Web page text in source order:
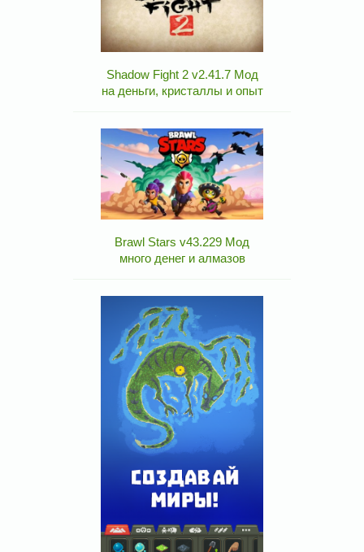
Shadow Fight 2 v2.41.7 Мод
на деньги, кристаллы и опыт
Brawl Stars v43.229 Мод
много денег и алмазов